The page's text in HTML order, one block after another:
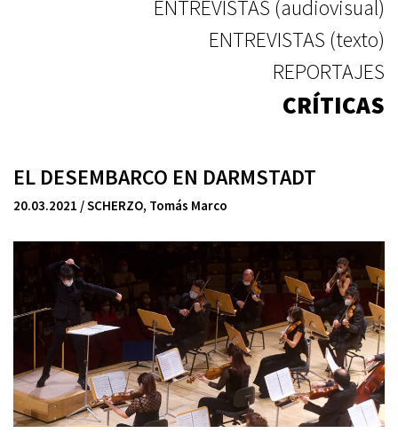
ENTREVISTAS (audiovisual)
ENTREVISTAS (texto)
REPORTAJES
CRÍTICAS
EL DESEMBARCO EN DARMSTADT
20.03.2021 / SCHERZO, Tomás Marco